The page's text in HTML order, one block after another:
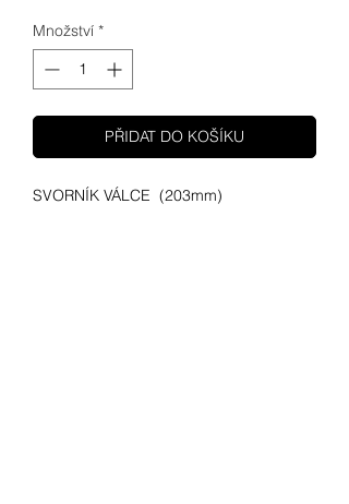
Množství *
PŘIDAT DO KOŠÍKU
SVORNÍK VÁLCE (203mm)